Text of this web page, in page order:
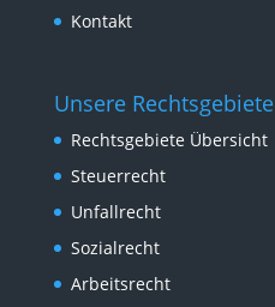
Kontakt
Unsere Rechtsgebiete
Rechtsgebiete Übersicht
Steuerrecht
Unfallrecht
Sozialrecht
Arbeitsrecht